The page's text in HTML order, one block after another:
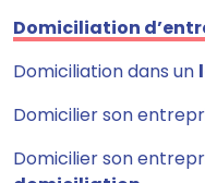
Domiciliation
Domiciliation dans un
Domicilier son
Domicilier son